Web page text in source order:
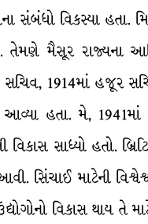
સંબંધો વિકસ્યા
તેમણે મૈસૂર રાજ્યના
1914માં હજૂર
આવ્યા હતા. મે,
વિકાસ સાધ્યો હતો.
સિંચાઈ માટેની
વિકાસ થાય તે